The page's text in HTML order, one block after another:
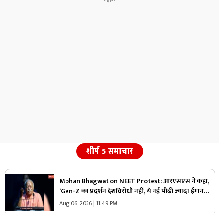
शीर्ष 5 समाचार
Mohan Bhagwat on NEET Protest: आरएसएस ने कहा,
‘Gen-Z का प्रदर्शन देशविरोधी नहीं, ये नई पीढ़ी ज्यादा ईमानदार
है’.. पढ़ें मोहन भागवत NEET प्रोटेस्ट पर और क्या कहा
Aug 06, 2026 | 11:49 PM